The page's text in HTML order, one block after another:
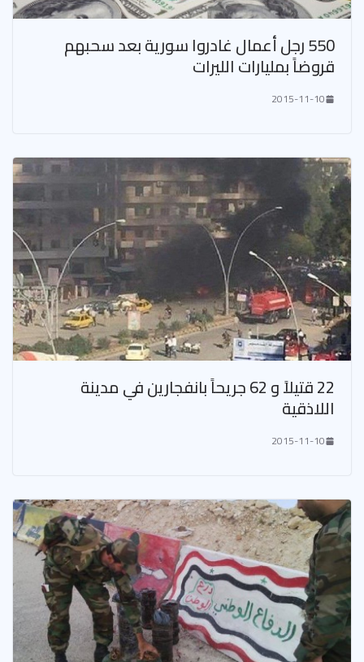
550 رجل أعمال غادروا سورية بعد سحبهم
قروضاً بمليارات الليرات
2015-11-10
22 قتيلاً و 62 جريحاً بانفجارين في مدينة
اللاذقية
2015-11-10